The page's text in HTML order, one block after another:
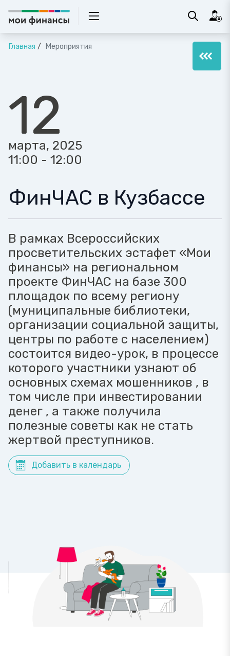
Главная Мероприятия
12
марта, 2025
11:00 - 12:00
ФинЧАС в Кузбассе
В рамках Всероссийских
просветительских эстафет «Мои
финансы» на региональном
проекте ФинЧАС на базе 300
площадок по всему региону
(муниципальные библиотеки,
организации социальной защиты,
центры по работе с населением)
состоится видео-урок, в процессе
которого участники узнают об
основных схемах мошенников , в
том числе при инвестировании
денег , а также получила
полезные советы как не стать
жертвой преступников.
Добавить в календарь